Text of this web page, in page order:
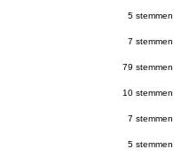
5 stemmen
7 stemmen
79 stemmen
10 stemmen
7 stemmen
5 stemmen